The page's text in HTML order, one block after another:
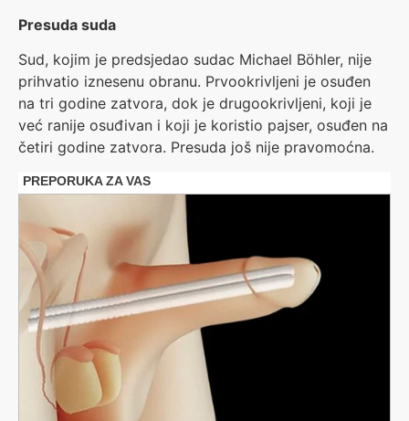
Presuda suda
Sud, kojim je predsjedao sudac Michael Böhler, nije
prihvatio iznesenu obranu. Prvookrivljeni je osuđen
na tri godine zatvora, dok je drugookrivljeni, koji je
već ranije osuđivan i koji je koristio pajser, osuđen na
četiri godine zatvora. Presuda još nije pravomoćna.